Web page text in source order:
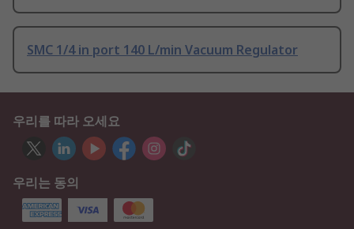
SMC 1/4 in port 140 L/min Vacuum Regulator
우리를 따라 오세요
우리는 동의